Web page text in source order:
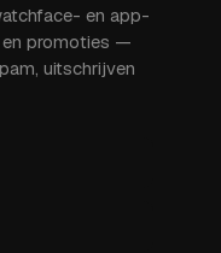
en app-
en promoties —
uitschrijven